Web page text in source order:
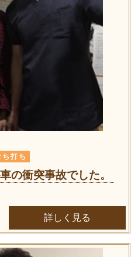
打ち
の衝突事故でした。
詳しく見る